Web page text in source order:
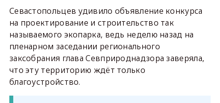
Севастопольцев удивило объявление конкурса
на проектирование и строительство так
называемого экопарка, ведь неделю назад на
пленарном заседании регионального
заксобрания глава Севприроднадзора заверяла,
что эту территорию ждёт только
благоустройство.